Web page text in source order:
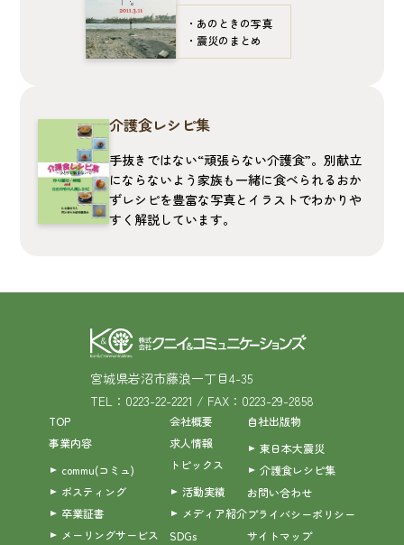
あのときの写真
震災のまとめ
介護食レシピ集
手抜きではない“頑張らない介護食”。別献立
にならないよう家族も一緒に食べられるおか
ずレシピを豊富な写真とイラストでわかりや
すく解説しています。
宮城県岩沼市藤浪一丁目4-35
TEL：0223-22-2221 / FAX：0223-29-2858
TOP
事業内容
commu(コミュ)
ポスティング
卒業証書
メーリングサービス
会社概要
求人情報
トピックス
活動実績
メディア紹介
SDGs
自社出版物
東日本大震災
介護食レシピ集
お問い合わせ
プライバシーポリシー
サイトマップ